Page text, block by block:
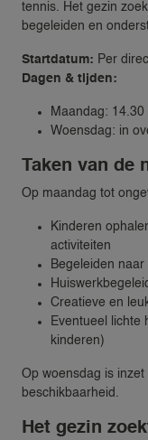
tennis. Het gezin
begeleiden en
Startdatum: Per
Dagen & tijden:
Maandag: 14.30
Woensdag: in
Taken van de
Op maandag tot
Kinderen
activiteiten
Begeleiden
Creatieve en
Eventueel lichte
kinderen)
Op woensdag is
beschikbaarheid.
Het gezin